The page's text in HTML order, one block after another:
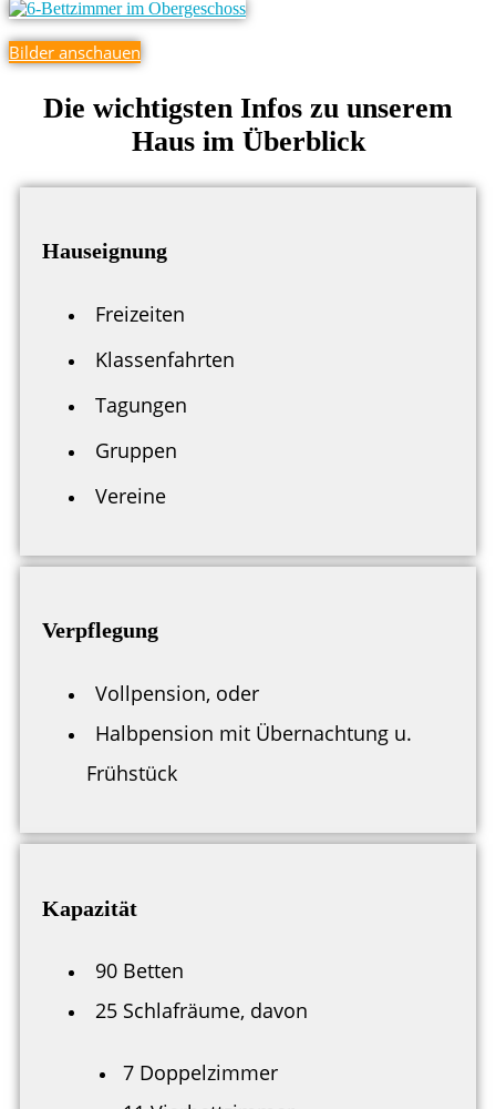
Bilder anschauen
Die wichtigsten Infos zu unserem
Haus im Überblick
Hauseignung
Freizeiten
Klassenfahrten
Tagungen
Gruppen
Vereine
Verpflegung
Vollpension, oder
Halbpension mit Übernachtung u.
Frühstück
Kapazität
90 Betten
25 Schlafräume, davon
7 Doppelzimmer